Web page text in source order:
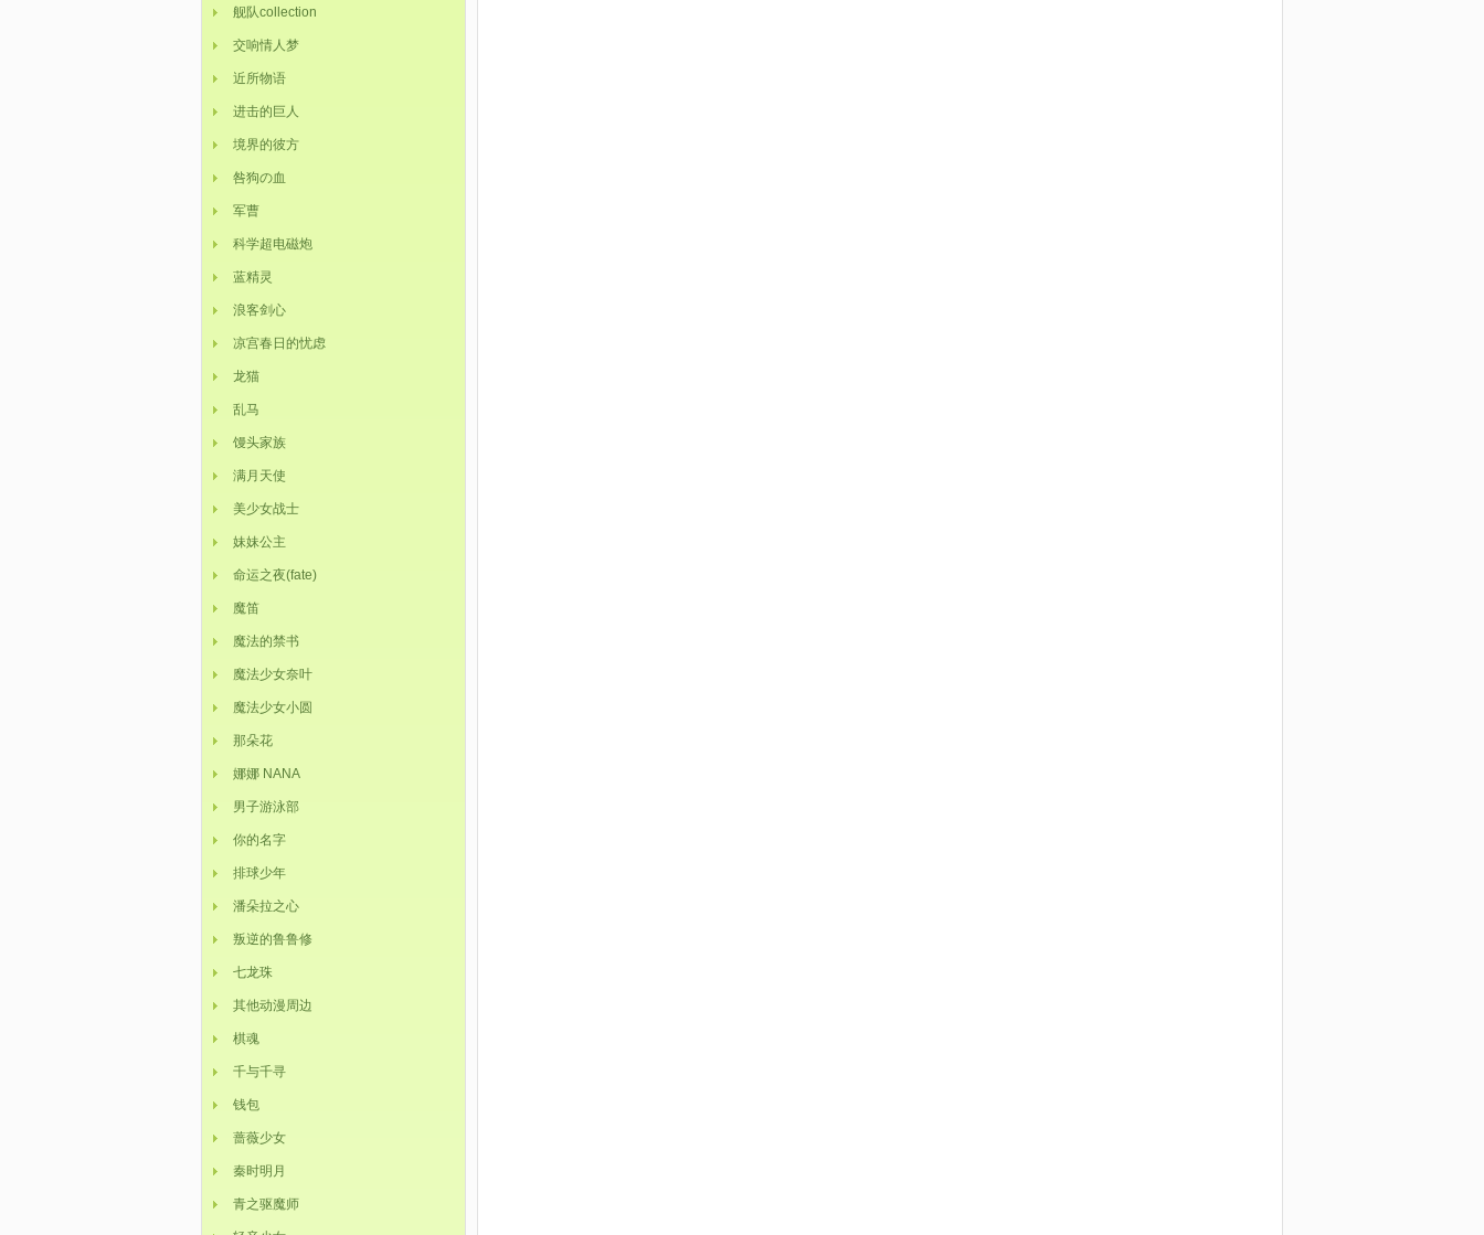
舰队collection
交响情人梦
近所物语
进击的巨人
境界的彼方
咎狗の血
军曹
科学超电磁炮
蓝精灵
浪客剑心
凉宫春日的忧虑
龙猫
乱马
馒头家族
满月天使
美少女战士
妹妹公主
命运之夜(fate)
魔笛
魔法的禁书
魔法少女奈叶
魔法少女小圆
那朵花
娜娜 NANA
男子游泳部
你的名字
排球少年
潘朵拉之心
叛逆的鲁鲁修
七龙珠
其他动漫周边
棋魂
千与千寻
钱包
蔷薇少女
秦时明月
青之驱魔师